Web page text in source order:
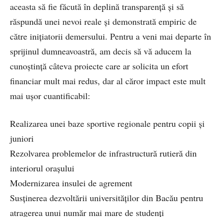
aceasta să fie făcută în deplină transparență și să
răspundă unei nevoi reale și demonstrată empiric de
către inițiatorii demersului. Pentru a veni mai departe în
sprijinul dumneavoastră, am decis să vă aducem la
cunoștință câteva proiecte care ar solicita un efort
financiar mult mai redus, dar al căror impact este mult
mai ușor cuantificabil:
Realizarea unei baze sportive regionale pentru copii și
juniori
Rezolvarea problemelor de infrastructură rutieră din
interiorul orașului
Modernizarea insulei de agrement
Susținerea dezvoltării universităților din Bacău pentru
atragerea unui număr mai mare de studenți